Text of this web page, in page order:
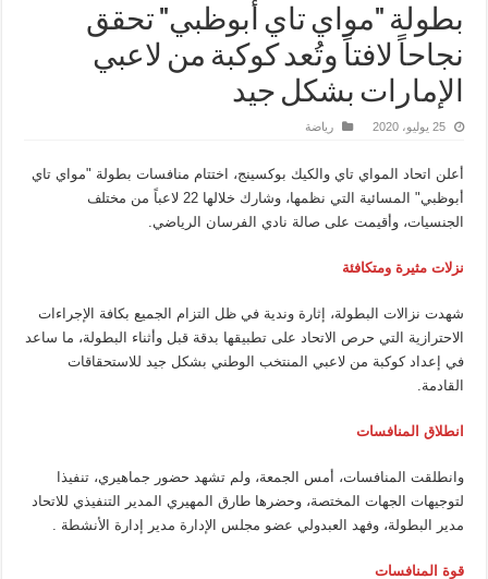
بطولة "مواي تاي أبوظبي" تحقق
نجاحاً لافتاً وتُعد كوكبة من لاعبي
الإمارات بشكل جيد
25 يوليو، 2020 رياضة
أعلن اتحاد المواي تاي والكيك بوكسينج، اختتام منافسات بطولة "مواي تاي
أبوظبي" المسائية التي نظمها، وشارك خلالها 22 لاعباً من مختلف
الجنسيات، وأقيمت على صالة نادي الفرسان الرياضي.
نزلات مثيرة ومتكافئة
شهدت نزالات البطولة، إثارة وندية في ظل التزام الجميع بكافة الإجراءات
الاحترازية التي حرص الاتحاد على تطبيقها بدقة قبل وأثناء البطولة، ما ساعد
في إعداد كوكبة من لاعبي المنتخب الوطني بشكل جيد للاستحقاقات
القادمة.
انطلاق المنافسات
وانطلقت المنافسات، أمس الجمعة، ولم تشهد حضور جماهيري، تنفيذا
لتوجيهات الجهات المختصة، وحضرها طارق المهيري المدير التنفيذي للاتحاد
مدير البطولة، وفهد العبدولي عضو مجلس الإدارة مدير إدارة الأنشطة .
قوة المنافسات